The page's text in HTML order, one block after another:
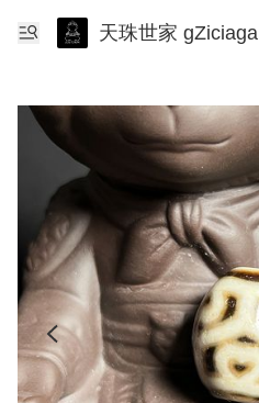
天珠世家 gZiciaga